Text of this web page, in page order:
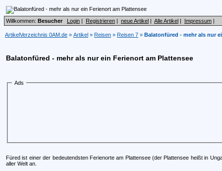
Willkommen: Besucher Login | Registrieren | neue Artikel | Alle Artikel | Impressum |
ArtikelVerzeichnis 0AM.de » Artikel » Reisen » Reisen 7 » Balatonfüred - mehr als nur
Balatonfüred - mehr als nur ein Ferienort am Plattensee
Ads
Füred ist einer der bedeutendsten Ferienorte am Plattensee (der Plattensee heißt in
aller Welt an.